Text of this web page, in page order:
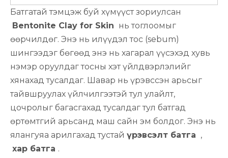
Батгатай тэмцэж буй хүмүүст зориулсан
Bentonite Clay for Skin нь тоглоомыг
өөрчилдөг. Энэ нь илүүдэл тос (sebum)
шингээдэг бөгөөд энэ нь хагарал үүсэхэд хувь
нэмэр оруулдаг тосны хэт үйлдвэрлэлийг
хянахад тусалдаг. Шавар нь үрэвссэн арьсыг
тайвшруулах үйлчилгээтэй тул улайлт,
цочролыг багасгахад тусалдаг тул батгад
өртөмтгий арьсанд маш сайн эм болдог. Энэ нь
ялангуяа арилгахад тустай үрэвсэлт батга ,
хар батга .